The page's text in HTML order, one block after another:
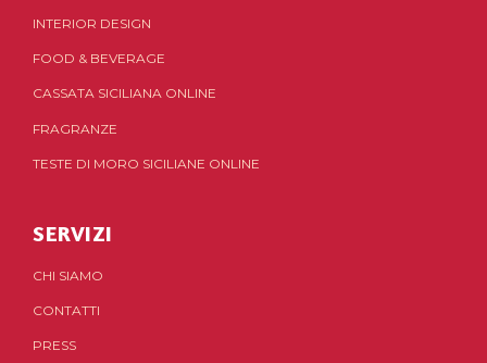
INTERIOR DESIGN
FOOD & BEVERAGE
CASSATA SICILIANA ONLINE
FRAGRANZE
TESTE DI MORO SICILIANE ONLINE
SERVIZI
CHI SIAMO
CONTATTI
PRESS